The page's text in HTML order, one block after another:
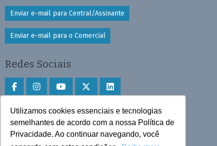
Utilizamos cookies essenciais e tecnologias
semelhantes de acordo com a nossa Política de
Privacidade. Ao continuar navegando, você
Enviar e-mail para Central/Assinante
Enviar e-mail para o Comercial
Redes Sociais
Faça download do aplicativo
Play Store e App Store